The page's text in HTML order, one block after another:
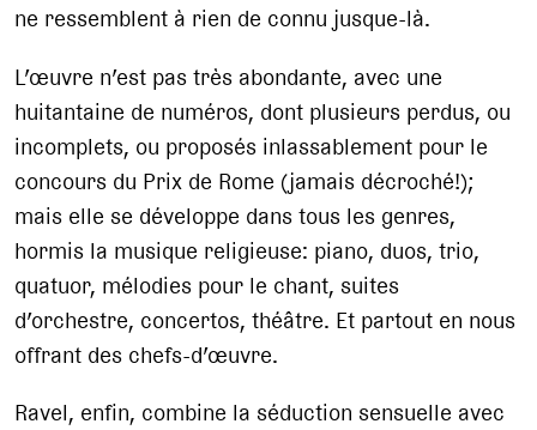
ne ressemblent à rien de connu jusque-là.
L’œuvre n’est pas très abondante, avec une
huitantaine de numéros, dont plusieurs perdus, ou
incomplets, ou proposés inlassablement pour le
concours du Prix de Rome (jamais décroché!);
mais elle se développe dans tous les genres,
hormis la musique religieuse: piano, duos, trio,
quatuor, mélodies pour le chant, suites
d’orchestre, concertos, théâtre. Et partout en nous
offrant des chefs-d’œuvre.
Ravel, enfin, combine la séduction sensuelle avec